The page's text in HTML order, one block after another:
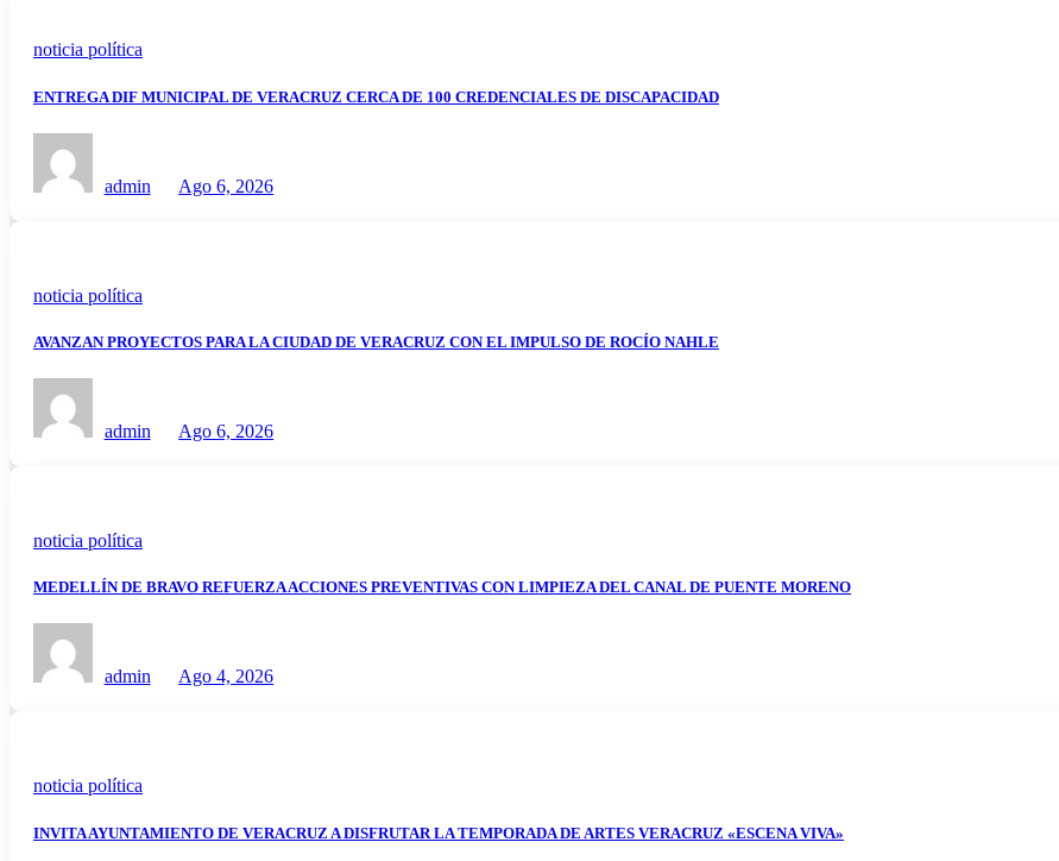
noticia política
ENTREGA DIF MUNICIPAL DE VERACRUZ CERCA DE 100 CREDENCIALES DE DISCAPACIDAD
admin Ago 6, 2026
noticia política
AVANZAN PROYECTOS PARA LA CIUDAD DE VERACRUZ CON EL IMPULSO DE ROCÍO NAHLE
admin Ago 6, 2026
noticia política
MEDELLÍN DE BRAVO REFUERZA ACCIONES PREVENTIVAS CON LIMPIEZA DEL CANAL DE PUENTE MORENO
admin Ago 4, 2026
noticia política
INVITA AYUNTAMIENTO DE VERACRUZ A DISFRUTAR LA TEMPORADA DE ARTES VERACRUZ «ESCENA VIVA»